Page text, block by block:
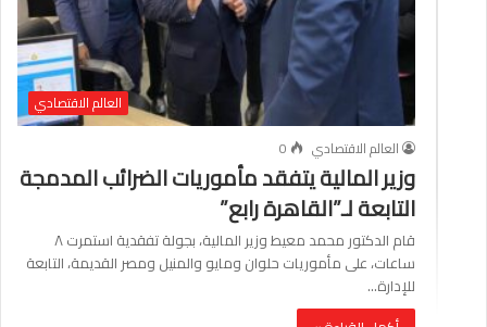
العالم الاقتصادي
العالم الاقتصادي
0
وزير المالية يتفقد مأموريات الضرائب المدمجة
التابعة لـ”القاهرة رابع”
قام الدكتور محمد معيط وزير المالية، بجولة تفقدية استمرت ٨
ساعات، على مأموريات حلوان ومايو والمنيل ومصر القديمة، التابعة
للإدارة…